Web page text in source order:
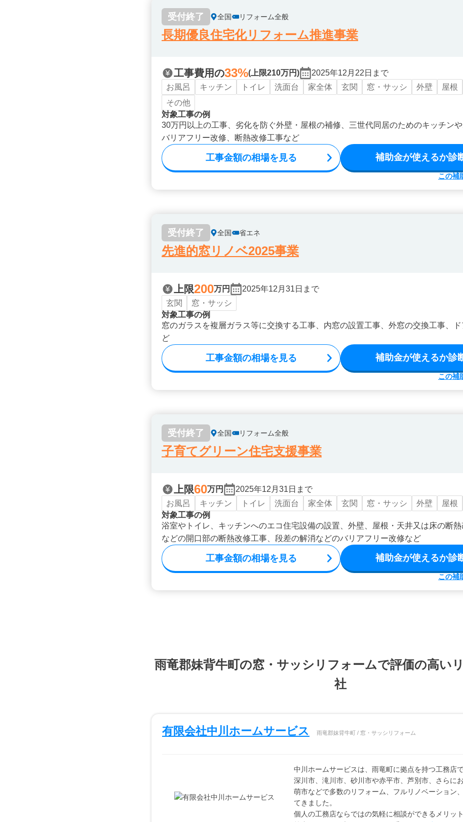
受付終了 全国 リフォーム全般
長期優良住宅化リフォーム推進事業
工事費用の33%(上限210万円)
2025年12月22日まで
お風呂
キッチン トイレ 洗面台 家全体 玄関 窓・サッシ 外壁 屋根
その他
対象工事の例
30万円以上の工事、劣化を防ぐ外壁・屋根の補修、三世代同居のためのキッチンや
バリアフリー改修、断熱改修工事など
工事金額の相場を見る 補助金が使えるか診
この補
受付終了 全国 省エネ
先進的窓リノベ2025事業
上限200万円
2025年12月31日まで
玄関
窓・サッシ
対象工事の例
窓のガラスを複層ガラス等に交換する工事、内窓の設置工事、外窓の交換工事、
ど
工事金額の相場を見る 補助金が使えるか診
この補
受付終了 全国 リフォーム全般
子育てグリーン住宅支援事業
上限60万円
2025年12月31日まで
お風呂
キッチン トイレ 洗面台 家全体 玄関 窓・サッシ 外壁 屋根
対象工事の例
浴室やトイレ、キッチンへのエコ住宅設備の設置、外壁、屋根・天井又は床の断
などの開口部の断熱改修工事、段差の解消などのバリアフリー改修など
工事金額の相場を見る 補助金が使えるか診
この補
雨竜郡妹背牛町の窓・サッシリフォームで評価の高い
社
有限会社中川ホームサービス 雨竜郡妹背牛町 / 窓・サッシリフォーム
中川ホームサービスは、雨竜町に拠点を持つ工務店
深川市、滝川市、砂川市や赤平市、芦別市、さらに
萌市などで多数のリフォーム、フルリノベーション
てきました。
個人の工務店ならではの気軽に相談ができるメリッ